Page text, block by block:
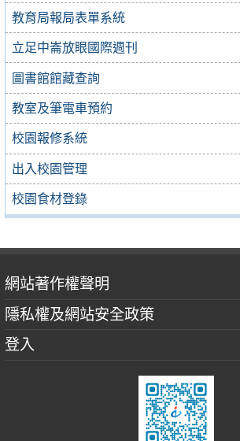
教育局報局表單系統
立足中崙放眼國際週刊
圖書館館藏查詢
教室及筆電車預約
校園報修系統
出入校園管理
校園食材登錄
網站著作權聲明
隱私權及網站安全政策
登入